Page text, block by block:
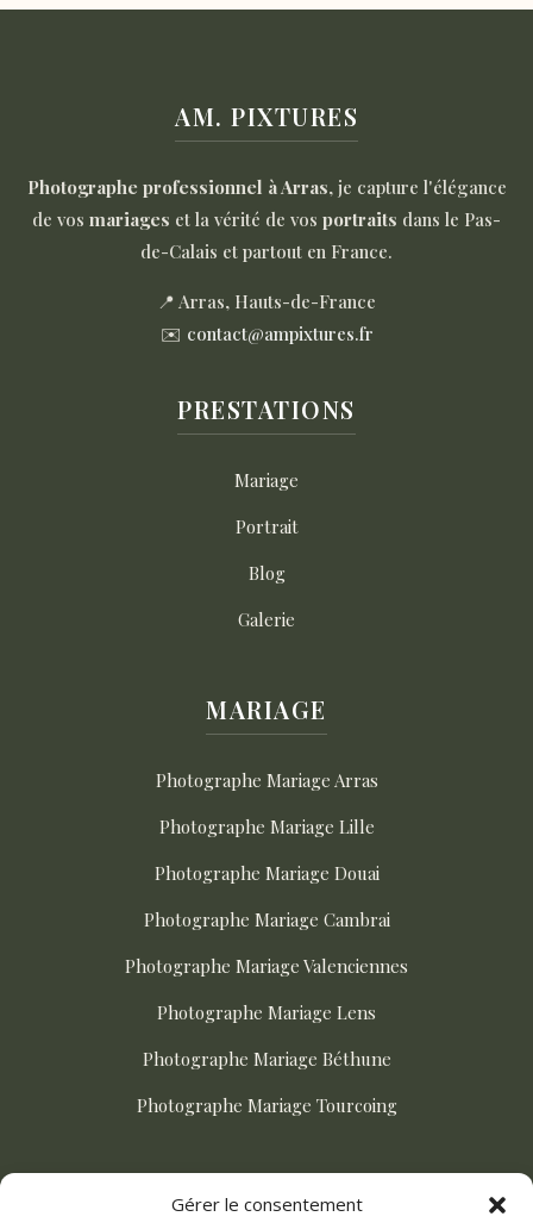
Gérer le consentement
AM. PIXTURES
Photographe professionnel à Arras, je capture l'élégance
de vos mariages et la vérité de vos portraits dans le Pas-
de-Calais et partout en France.
📍 Arras, Hauts-de-France
✉️ contact@ampixtures.fr
PRESTATIONS
Mariage
Portrait
Blog
Galerie
MARIAGE
Photographe Mariage Arras
Photographe Mariage Lille
Photographe Mariage Douai
Photographe Mariage Cambrai
Photographe Mariage Valenciennes
Photographe Mariage Lens
Photographe Mariage Béthune
Photographe Mariage Tourcoing
ACTUALITÉS